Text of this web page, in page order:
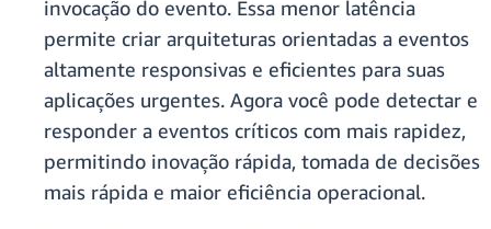
invocação do evento. Essa menor latência
permite criar arquiteturas orientadas a eventos
altamente responsivas e eficientes para suas
aplicações urgentes. Agora você pode detectar e
responder a eventos críticos com mais rapidez,
permitindo inovação rápida, tomada de decisões
mais rápida e maior eficiência operacional.